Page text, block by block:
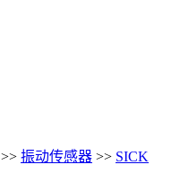
>> 振动传感器 >> SICK